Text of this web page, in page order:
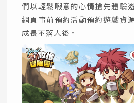
們以輕鬆暇意的心情搶先體驗
網頁事前預約活動預約遊戲資
成長不落人後。